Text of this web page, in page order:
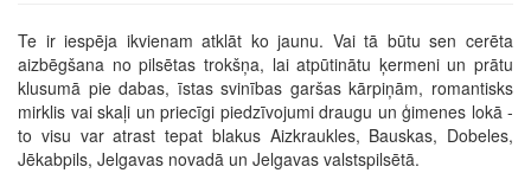
Te ir iespēja ikvienam atklāt ko jaunu. Vai tā būtu sen cerēta
aizbēgšana no pilsētas trokšņa, lai atpūtinātu ķermeni un prātu
klusumā pie dabas, īstas svinības garšas kārpiņām, romantisks
mirklis vai skaļi un priecīgi piedzīvojumi draugu un ģimenes lokā -
to visu var atrast tepat blakus Aizkraukles, Bauskas, Dobeles,
Jēkabpils, Jelgavas novadā un Jelgavas valstspilsētā.